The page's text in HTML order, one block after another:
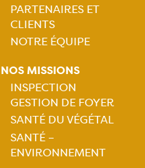
PARTENAIRES ET
CLIENTS
NOTRE ÉQUIPE
NOS MISSIONS
Navigation
principale
INSPECTION
GESTION DE FOYER
SANTÉ DU VÉGÉTAL
SANTÉ –
ENVIRONNEMENT